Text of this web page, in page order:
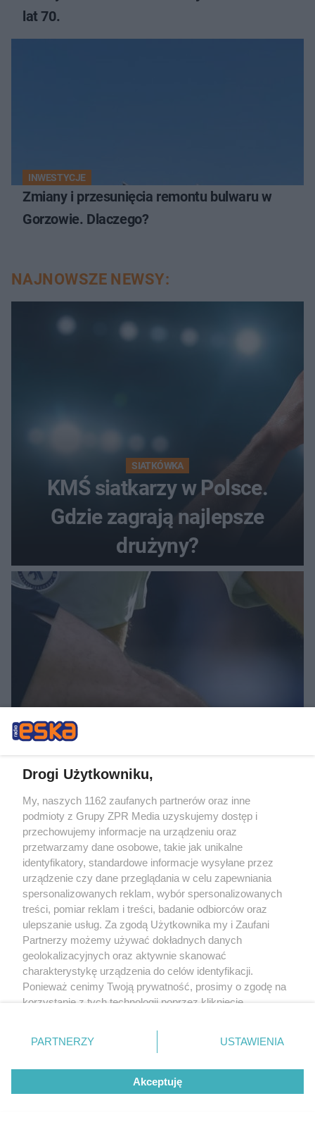
lat 70.
INWESTYCJE
Zmiany i przesunięcia remontu bulwaru w
Gorzowie. Dlaczego?
NAJNOWSZE NEWSY:
SIATKÓWKA
KMŚ siatkarzy w Polsce.
Gdzie zagrają najlepsze
drużyny?
na Lecha Poznań. Trener
Myśliwiec: zwycięstwo daje
satysfakcję
PIŁKA NOŻNA
Śląsk Wrocław - Cracovia.
Kto faworytem niedzielnego
starcia?
Drogi Użytkowniku,
My, naszych 1162 zaufanych partnerów oraz inne
podmioty z Grupy ZPR Media uzyskujemy dostęp i
przechowujemy informacje na urządzeniu oraz
przetwarzamy dane osobowe, takie jak unikalne
identyfikatory, standardowe informacje wysyłane przez
urządzenie czy dane przeglądania w celu zapewniania
spersonalizowanych reklam, wybór spersonalizowanych
treści, pomiar reklam i treści, badanie odbiorców oraz
ulepszanie usług. Za zgodą Użytkownika my i Zaufani
Partnerzy możemy używać dokładnych danych
geolokalizacyjnych oraz aktywnie skanować
charakterystykę urządzenia do celów identyfikacji.
Ponieważ cenimy Twoją prywatność, prosimy o zgodę na
korzystanie z tych technologii poprzez kliknięcie
zmienić/wycofać klikając przycisk ustawień prywatności
znajdujący się w lewym dolnym rogu strony
rodzaje przetwarzania danych nie wymagają zgody
użytkownika, ale masz prawo sprzeciwić się takiemu
przetwarzaniu. Preferencje będą miały zastosowanie tylko
PARTNERZY USTAWIENIA
Akceptuję